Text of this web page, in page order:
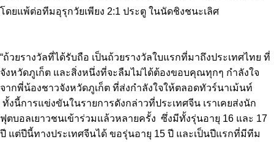
โดยแพ้ต่อทีมอุรุกวัยเพียง 2:1 ประตู ในนัดชิงชนะเลิศ
“ถ้วยรางวัลที่ได้รับถือ เป็นถ้วยรางวัลใบแรกที่มาถึงประเทศไทย ที่
จังหวัดภูเก็ต และสิ่งหนึ่งที่จะลืมไม่ได้ต้องขอบคุณทุกๆ กำลังใจ
จากพี่น้องชาวจังหวัดภูเก็ต ที่ส่งกำลังใจให้ตลอดทัวร์นาเม้นท์
ทั้งนี้การแข่งขันในรายการดังกล่าวที่ประเทศจีน เราเคยส่งนัก
ฟุตบอลเยาวชนเข้าร่วมแล้วหลายครั้ง ซึ่งมีทั้งรุ่นอายุ 16 และ 17
ปี แต่ปีนี้ทางประเทศจีนได้ ขอรุ่นอายุ 15 ปี และเป็นปีแรกที่มีทีม